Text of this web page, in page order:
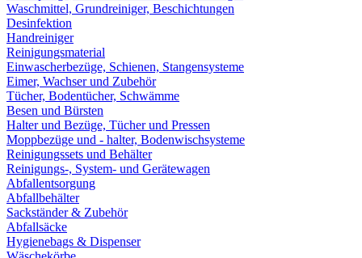
Waschmittel, Grundreiniger, Beschichtungen
Desinfektion
Handreiniger
Reinigungsmaterial
Einwascherbezüge, Schienen, Stangensysteme
Eimer, Wachser und Zubehör
Tücher, Bodentücher, Schwämme
Besen und Bürsten
Halter und Bezüge, Tücher und Pressen
Moppbezüge und - halter, Bodenwischsysteme
Reinigungssets und Behälter
Reinigungs-, System- und Gerätewagen
Abfallentsorgung
Abfallbehälter
Sackständer & Zubehör
Abfallsäcke
Hygienebags & Dispenser